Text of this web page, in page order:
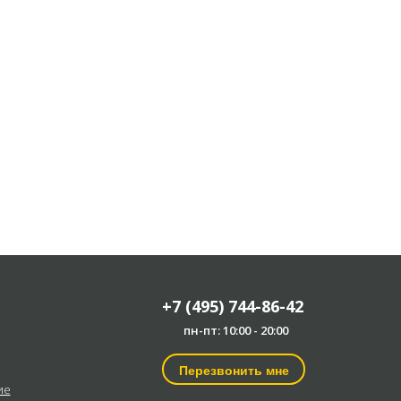
+7 (495) 744-86-42
пн-пт: 10:00 - 20:00
Перезвонить мне